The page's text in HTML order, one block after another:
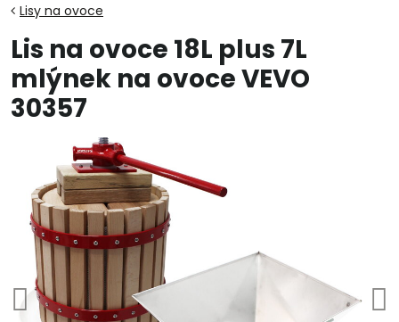
Lisy na ovoce
Lis na ovoce 18L plus 7L
mlýnek na ovoce VEVO
30357